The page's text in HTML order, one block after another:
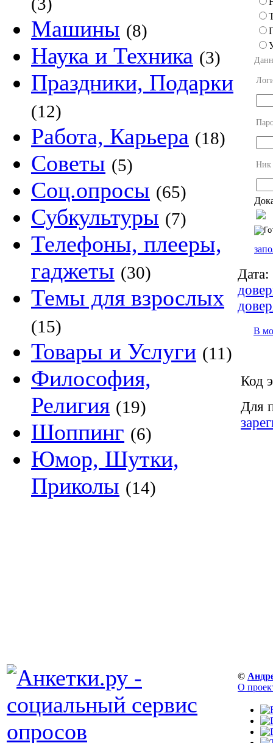
Машины (8)
Наука и Техника (3)
Праздники, Подарки
(12)
Работа, Карьера (18)
Советы (5)
Соц.опросы (65)
Субкультуры (7)
Телефоны, плееры,
гаджеты (30)
Темы для взрослых
(15)
Товары и Услуги (11)
Философия,
Религия (19)
Шоппинг (6)
Юмор, Шутки,
Приколы (14)
Ник
Дата:
В
Код
Для
©
О